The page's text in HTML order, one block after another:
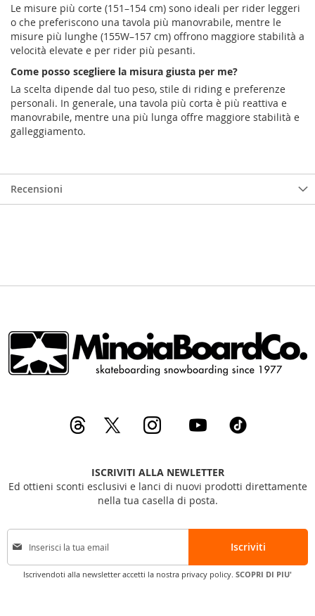
Le misure più corte (151–154 cm) sono ideali per rider leggeri
o che preferiscono una tavola più manovrabile, mentre le
misure più lunghe (155W–157 cm) offrono maggiore stabilità a
velocità elevate e per rider più pesanti.
Come posso scegliere la misura giusta per me?
La scelta dipende dal tuo peso, stile di riding e preferenze
personali. In generale, una tavola più corta è più reattiva e
manovrabile, mentre una più lunga offre maggiore stabilità e
galleggiamento.
Recensioni
ISCRIVITI ALLA NEWLETTER
Ed ottieni sconti esclusivi e lanci di nuovi prodotti direttamente
nella tua casella di posta.
I
c
Iscriviti
Iscrivendoti alla newsletter accetti la nostra privacy policy. SCOPRI DI PIU'